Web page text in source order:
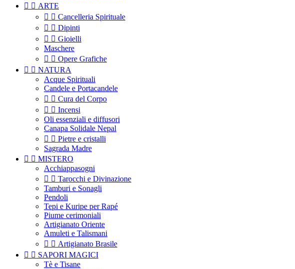
  ARTE
  Cancelleria Spirituale
  Dipinti
  Gioielli
Maschere
  Opere Grafiche
  NATURA
Acque Spirituali
Candele e Portacandele
  Cura del Corpo
  Incensi
Oli essenziali e diffusori
Canapa Solidale Nepal
  Pietre e cristalli
Sagrada Madre
  MISTERO
Acchiappasogni
  Tarocchi e Divinazione
Tamburi e Sonagli
Pendoli
Tepi e Kuripe per Rapé
Piume cerimoniali
Artigianato Oriente
Amuleti e Talismani
  Artigianato Brasile
  SAPORI MAGICI
Tè e Tisane